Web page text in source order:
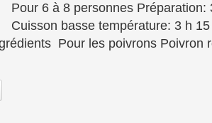
Pour 6 à 8 personnes Préparation:
Cuisson basse température: 3 h
Pour les poivrons Poivron